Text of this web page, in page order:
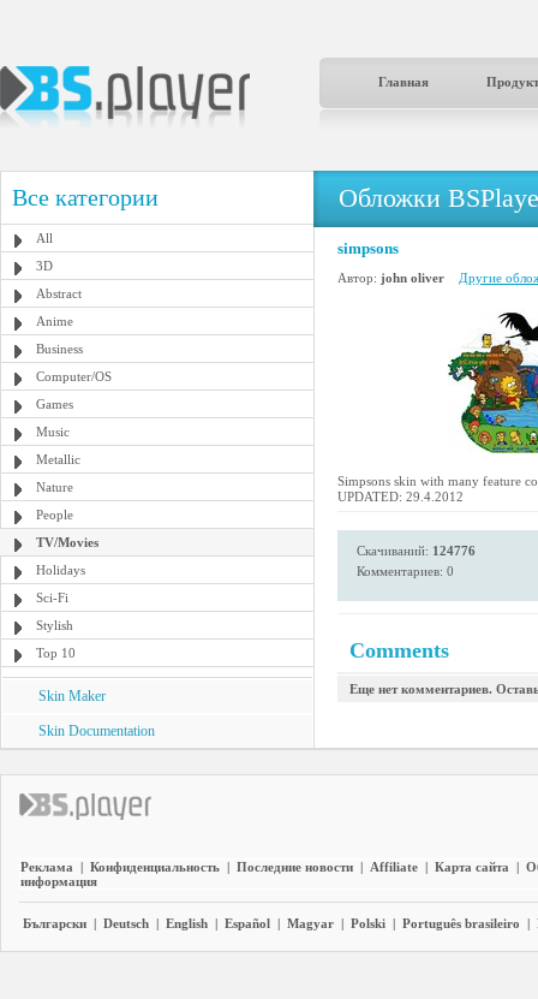
Главная
Все категории
All
3D
Abstract
Anime
Business
Computer/OS
Games
Music
Metallic
Nature
People
TV/Movies
Holidays
Sci-Fi
Stylish
Top 10
Skin Maker
Skin Documentation
Обложки
simpsons
Автор: john oliver Другие
Simpsons skin with many feature
UPDATED: 29.4.2012
Скачиваний: 124776
Комментариев: 0
Comments
Еще нет комментариев.
Реклама | Конфиденциальность | Последние новости | Affiliate | Карта сайта |
информация
Български | Deutsch | English | Español | Magyar | Polski | Português brasileiro |